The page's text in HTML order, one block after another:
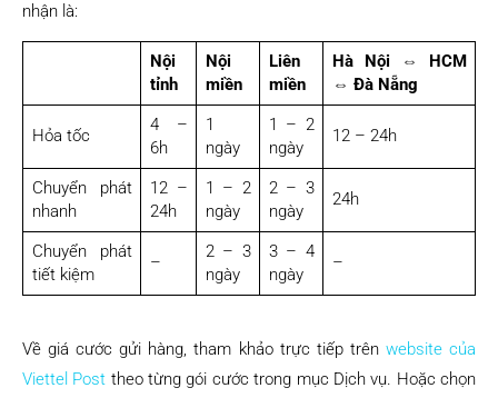
nhận là:
Nội
tỉnh
Nội
miền
Liên
miền
Hà Nội ⇔ HCM
⇔ Đà Nẵng
Hỏa tốc
4 –
6h
1
ngày
1 – 2
ngày
12 – 24h
Chuyển phát
nhanh
12 –
24h
1 – 2
ngày
2 – 3
ngày
24h
Chuyển phát
tiết kiệm
–
2 – 3
ngày
3 – 4
ngày
–
Về giá cước gửi hàng, tham khảo trực tiếp trên website của
Viettel Post theo từng gói cước trong mục Dịch vụ. Hoặc chọn